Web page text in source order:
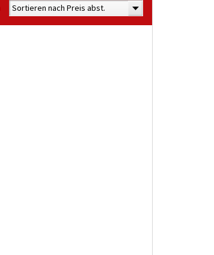
Sortieren nach Preis abst.